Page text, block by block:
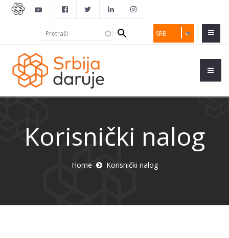
SRB
Search
form
Korisnički nalog
Home Korisnički nalog